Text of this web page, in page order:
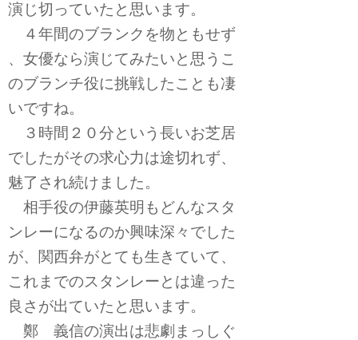
演じ切っていたと思います。
４年間のブランクを物ともせず
、女優なら演じてみたいと思うこ
のブランチ役に挑戦したことも凄
いですね。
３時間２０分という長いお芝居
でしたがその求心力は途切れず、
魅了され続けました。
相手役の伊藤英明もどんなスタ
ンレーになるのか興味深々でした
が、関西弁がとても生きていて、
これまでのスタンレーとは違った
良さが出ていたと思います。
鄭 義信の演出は悲劇まっしぐ